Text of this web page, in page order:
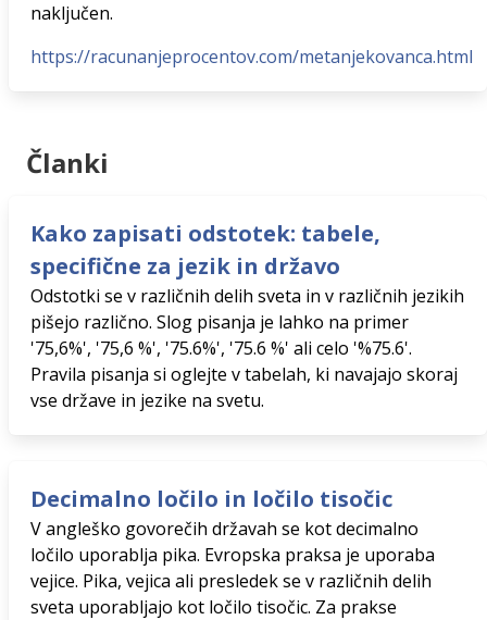
naključen.
https://racunanjeprocentov.com/metanjekovanca.html
Članki
Kako zapisati odstotek: tabele,
specifične za jezik in državo
Odstotki se v različnih delih sveta in v različnih jezikih
pišejo različno. Slog pisanja je lahko na primer
'75,6%', '75,6 %', '75.6%', '75.6 %' ali celo '%75.6'.
Pravila pisanja si oglejte v tabelah, ki navajajo skoraj
vse države in jezike na svetu.
Decimalno ločilo in ločilo tisočic
V angleško govorečih državah se kot decimalno
ločilo uporablja pika. Evropska praksa je uporaba
vejice. Pika, vejica ali presledek se v različnih delih
sveta uporabljajo kot ločilo tisočic. Za prakse